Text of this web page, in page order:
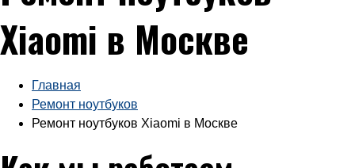
Xiaomi в Москве
Главная
Ремонт ноутбуков
Ремонт ноутбуков Xiaomi в Москве